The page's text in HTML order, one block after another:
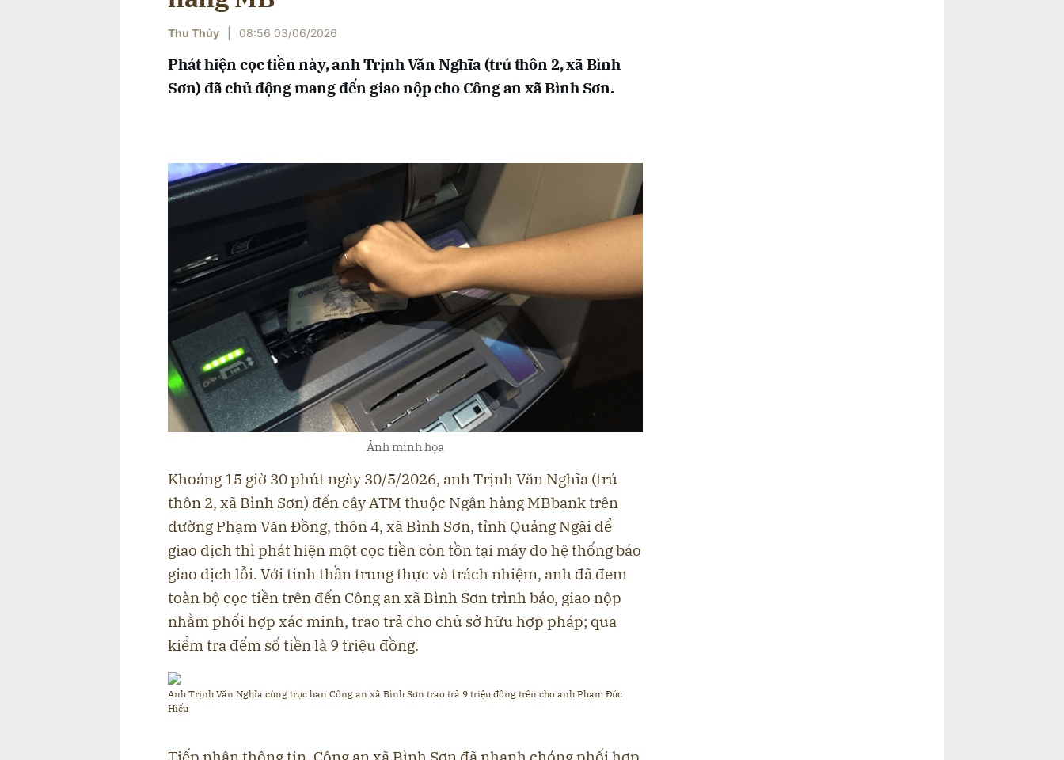
Thu Thủy 08:56 03/06/2026
Phát hiện cọc tiền này, anh Trịnh Văn Nghĩa (trú thôn 2, xã Bình
Sơn) đã chủ động mang đến giao nộp cho Công an xã Bình Sơn.
Ảnh minh họa
Khoảng 15 giờ 30 phút ngày 30/5/2026, anh Trịnh Văn Nghĩa (trú
thôn 2, xã Bình Sơn) đến cây ATM thuộc Ngân hàng MBbank trên
đường Phạm Văn Đồng, thôn 4, xã Bình Sơn, tỉnh Quảng Ngãi để
giao dịch thì phát hiện một cọc tiền còn tồn tại máy do hệ thống báo
giao dịch lỗi. Với tinh thần trung thực và trách nhiệm, anh đã đem
toàn bộ cọc tiền trên đến Công an xã Bình Sơn trình báo, giao nộp
nhằm phối hợp xác minh, trao trả cho chủ sở hữu hợp pháp; qua
kiểm tra đếm số tiền là 9 triệu đồng.
Anh Trịnh Văn Nghĩa cùng trực ban Công an xã Bình Sơn trao trả 9 triệu đồng trên cho anh Phạm Đức
Hiếu